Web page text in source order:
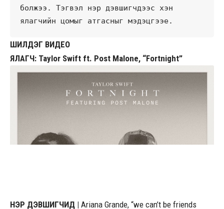
болжээ. Тэгвэл нэр дэвшигчдээс хэн
ялагчийн цомыг атгасныг мэдэцгээе.
ШИЛДЭГ ВИДЕО
ЯЛАГЧ: Taylor Swift ft. Post Malone, “Fortnight”
НЭР ДЭВШИГЧИД | Ariana Grande, “we can’t be friends